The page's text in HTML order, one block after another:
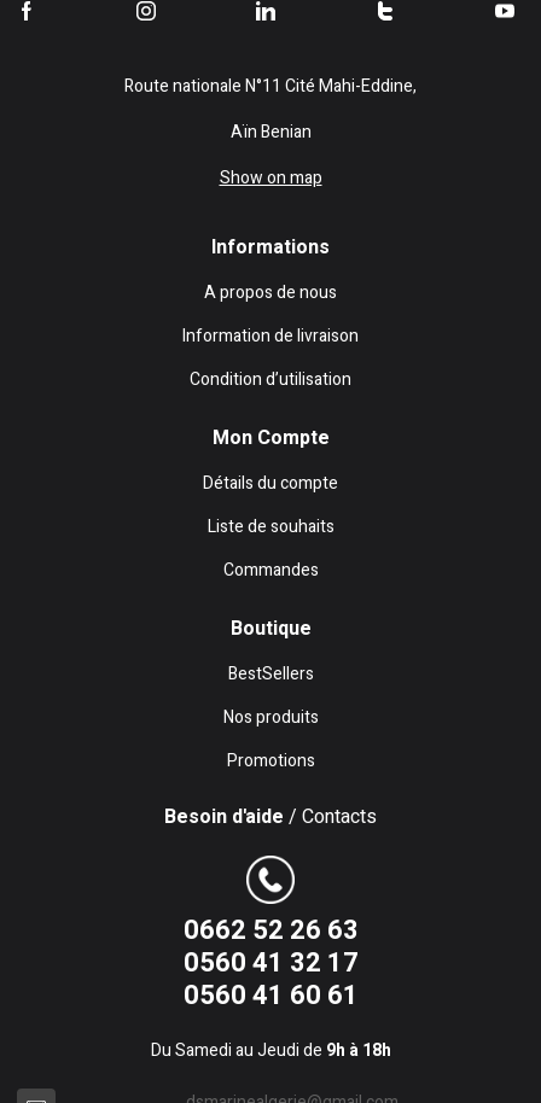
Route nationale N°11 Cité Mahi-Eddine,
Aïn Benian
Show on map
Informations
A propos de nous
Information de livraison
Condition d’utilisation
Mon Compte
Détails du compte
Liste de souhaits
Commandes
Boutique
BestSellers
Nos produits
Promotions
Besoin d'aide / Contacts
0662 52 26 63
0560 41 32 17
0560 41 60 61
Du Samedi au Jeudi de 9h à 18h